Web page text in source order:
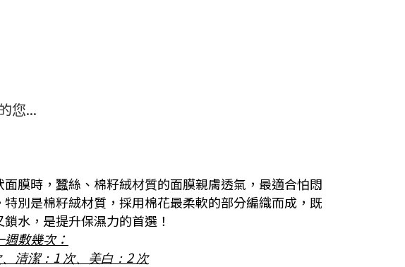
您...
面膜時，蠶絲、棉籽絨材質的面膜親膚透氣，最適合怕悶
特別是棉籽絨材質，採用棉花最柔軟的部分編織而成，既
水，是提升保濕力的首選！
敷幾次：
、清潔： 1 次、美白： 2 次